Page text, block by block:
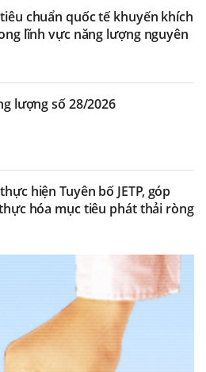
chuẩn quốc tế khuyến khích
lĩnh vực năng lượng nguyên
lượng số 28/2026
hiện Tuyên bố JETP, góp
hóa mục tiêu phát thải ròng